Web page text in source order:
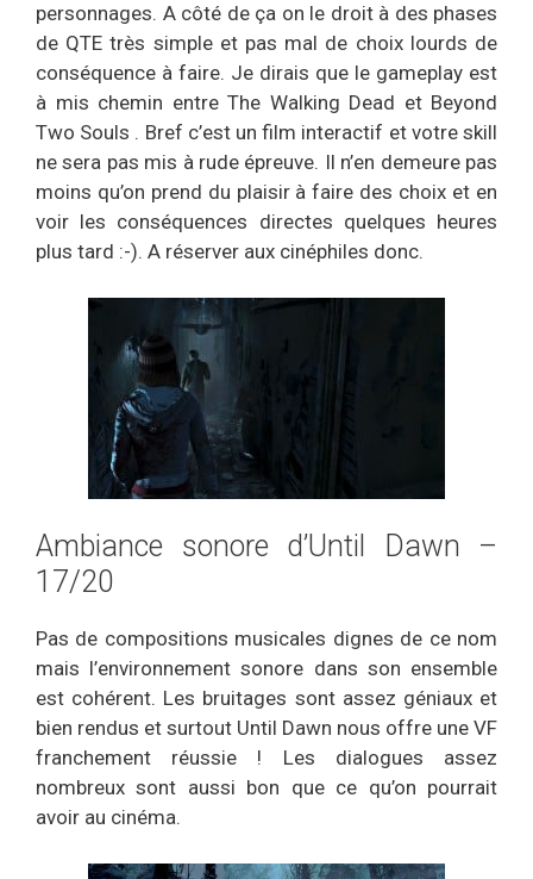
personnages. A côté de ça on le droit à des phases
de QTE très simple et pas mal de choix lourds de
conséquence à faire. Je dirais que le gameplay est
à mis chemin entre The Walking Dead et Beyond
Two Souls . Bref c’est un film interactif et votre skill
ne sera pas mis à rude épreuve. Il n’en demeure pas
moins qu’on prend du plaisir à faire des choix et en
voir les conséquences directes quelques heures
plus tard :-). A réserver aux cinéphiles donc.
Ambiance sonore d’Until Dawn –
17/20
Pas de compositions musicales dignes de ce nom
mais l’environnement sonore dans son ensemble
est cohérent. Les bruitages sont assez géniaux et
bien rendus et surtout Until Dawn nous offre une VF
franchement réussie ! Les dialogues assez
nombreux sont aussi bon que ce qu’on pourrait
avoir au cinéma.